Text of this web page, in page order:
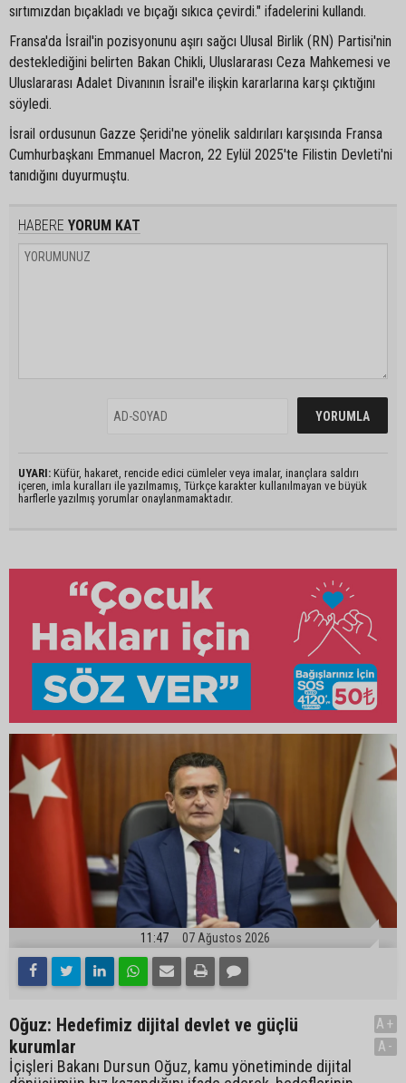
sırtımızdan bıçakladı ve bıçağı sıkıca çevirdi." ifadelerini kullandı.
Fransa'da İsrail'in pozisyonunu aşırı sağcı Ulusal Birlik (RN) Partisi'nin
desteklediğini belirten Bakan Chikli, Uluslararası Ceza Mahkemesi ve
Uluslararası Adalet Divanının İsrail'e ilişkin kararlarına karşı çıktığını
söyledi.
İsrail ordusunun Gazze Şeridi'ne yönelik saldırıları karşısında Fransa
Cumhurbaşkanı Emmanuel Macron, 22 Eylül 2025'te Filistin Devleti'ni
tanıdığını duyurmuştu.
HABERE YORUM KAT
UYARI: Küfür, hakaret, rencide edici cümleler veya imalar, inançlara saldırı
içeren, imla kuralları ile yazılmamış, Türkçe karakter kullanılmayan ve büyük
harflerle yazılmış yorumlar onaylanmamaktadır.
11:47 07 Ağustos 2026
Oğuz: Hedefimiz dijital devlet ve güçlü
kurumlar
İçişleri Bakanı Dursun Oğuz, kamu yönetiminde dijital
A+
A-